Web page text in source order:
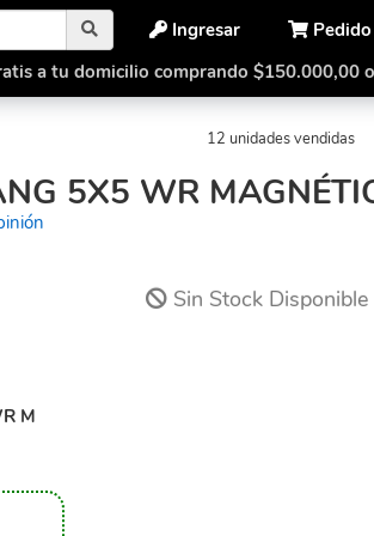
Pedido
Ingresar
a tu domicilio comprando $150.000,00
M MoYu AoChuang 5x5 WR Magnético
12 unidades vendidas
5X5 WR
M
Sin Stock Disponible